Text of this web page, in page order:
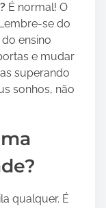
É normal! O
se do
ensino
e mudar
superando
sonhos, não
qualquer. É